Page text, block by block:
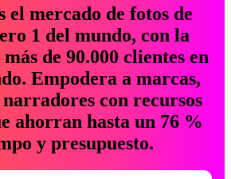
el mercado de fotos de
1 del mundo, con la
de 90.000 clientes en
Empodera a marcas,
con recursos
ahorran hasta un 76 %
y presupuesto.